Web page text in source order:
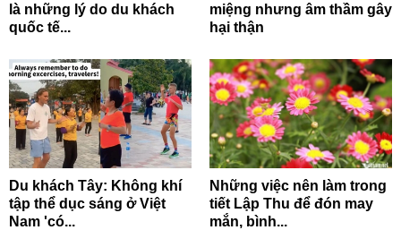
là những lý do du khách
quốc tế...
miệng nhưng âm thầm gây
hại thận
Du khách Tây: Không khí
tập thể dục sáng ở Việt
Nam 'có...
Những việc nên làm trong
tiết Lập Thu để đón may
mắn, bình...